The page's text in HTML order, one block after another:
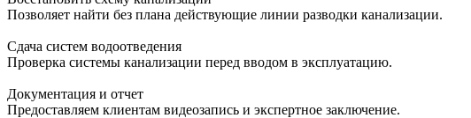
Позволяет найти без плана действующие линии разводки канализации.
Сдача систем водоотведения
Проверка системы канализации перед вводом в эксплуатацию.
Документация и отчет
Предоставляем клиентам видеозапись и экспертное заключение.